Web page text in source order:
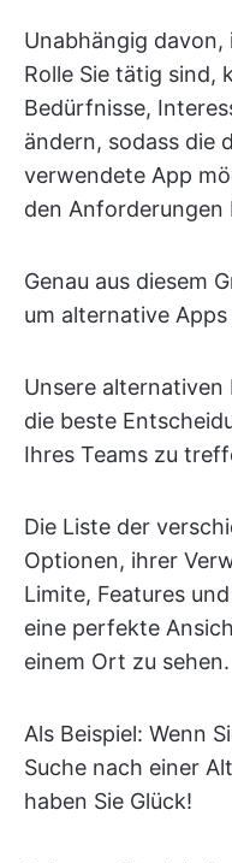
Unabhängig
Rolle Sie tätig sind,
Bedürfnisse,
ändern, sodass die
verwendete App
den
Genau aus diesem
um alternative
Unsere alternativen
die beste
Ihres Teams zu
Die Liste der
Optionen, ihrer
Limite, Features
eine perfekte
einem Ort zu sehen.
Als Beispiel: Wenn
Suche nach einer
haben Sie Glück!